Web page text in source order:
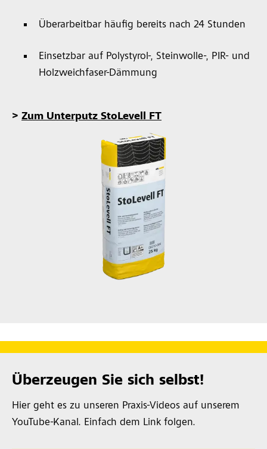
Überarbeitbar häufig bereits nach 24 Stunden
Einsetzbar auf Polystyrol-, Steinwolle-, PIR- und
Holzweichfaser-Dämmung
> Zum Unterputz StoLevell FT
Überzeugen Sie sich selbst!
Hier geht es zu unseren Praxis-Videos auf unserem
YouTube-Kanal. Einfach dem Link folgen.